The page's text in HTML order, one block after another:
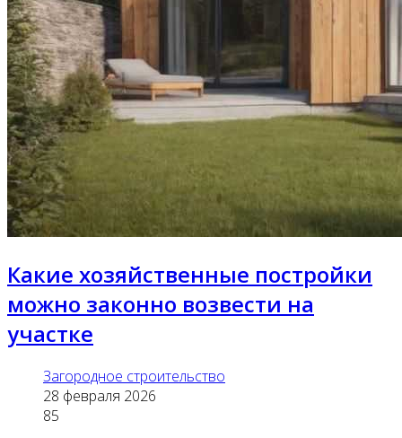
Какие хозяйственные постройки
можно законно возвести на
участке
Загородное строительство
28 февраля 2026
85